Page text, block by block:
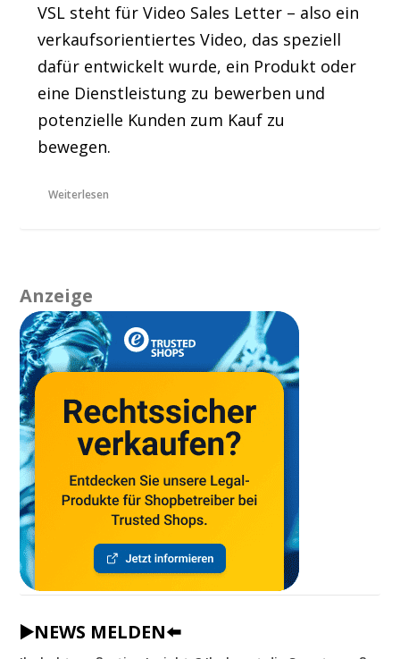
VSL steht für Video Sales Letter – also ein
verkaufsorientiertes Video, das speziell
dafür entwickelt wurde, ein Produkt oder
eine Dienstleistung zu bewerben und
potenzielle Kunden zum Kauf zu
bewegen.
Weiterlesen
Anzeige
▶️NEWS MELDEN⬅️